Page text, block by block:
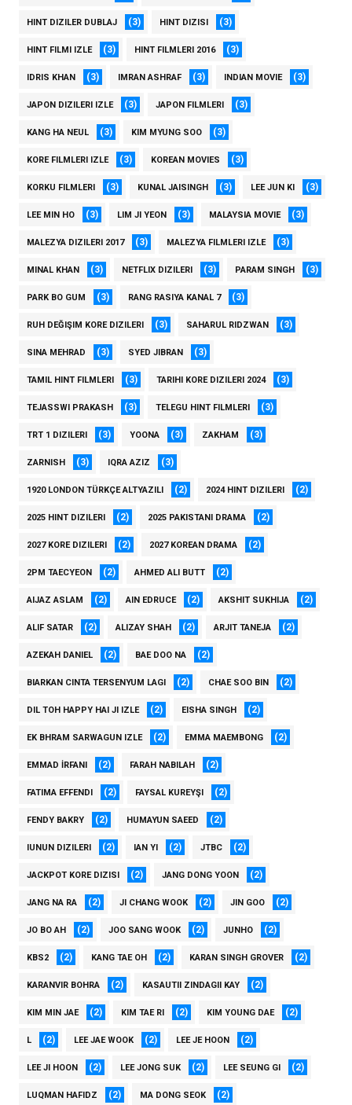
HINT DIZILER DUBLAJ (3) HINT DIZISI (3)
HINT FILMI IZLE (3) HINT FILMLERI 2016 (3)
IDRIS KHAN (3) IMRAN ASHRAF (3) INDIAN MOVIE (3)
JAPON DIZILERI IZLE (3) JAPON FILMLERI (3)
KANG HA NEUL (3) KIM MYUNG SOO (3)
KORE FILMLERI IZLE (3) KOREAN MOVIES (3)
KORKU FILMLERI (3) KUNAL JAISINGH (3) LEE JUN KI (3)
LEE MIN HO (3) LIM JI YEON (3) MALAYSIA MOVIE (3)
MALEZYA DIZILERI 2017 (3) MALEZYA FILMLERI IZLE (3)
MINAL KHAN (3) NETFLIX DIZILERI (3) PARAM SINGH (3)
PARK BO GUM (3) RANG RASIYA KANAL 7 (3)
RUH DEĞIŞIM KORE DIZILERI (3) SAHARUL RIDZWAN (3)
SINA MEHRAD (3) SYED JIBRAN (3)
TAMIL HINT FILMLERI (3) TARIHI KORE DIZILERI 2024 (3)
TEJASSWI PRAKASH (3) TELEGU HINT FILMLERI (3)
TRT 1 DIZILERI (3) YOONA (3) ZAKHAM (3)
ZARNISH (3) IQRA AZIZ (3)
1920 LONDON TÜRKÇE ALTYAZILI (2) 2024 HINT DIZILERI (2)
2025 HINT DIZILERI (2) 2025 PAKISTANI DRAMA (2)
2027 KORE DIZILERI (2) 2027 KOREAN DRAMA (2)
2PM TAECYEON (2) AHMED ALI BUTT (2)
AIJAZ ASLAM (2) AIN EDRUCE (2) AKSHIT SUKHIJA (2)
ALIF SATAR (2) ALIZAY SHAH (2) ARJIT TANEJA (2)
AZEKAH DANIEL (2) BAE DOO NA (2)
BIARKAN CINTA TERSENYUM LAGI (2) CHAE SOO BIN (2)
DIL TOH HAPPY HAI JI IZLE (2) EISHA SINGH (2)
EK BHRAM SARWAGUN IZLE (2) EMMA MAEMBONG (2)
EMMAD İRFANI (2) FARAH NABILAH (2)
FATIMA EFFENDI (2) FAYSAL KUREYŞI (2)
FENDY BAKRY (2) HUMAYUN SAEED (2)
IUNUN DIZILERI (2) IAN YI (2) JTBC (2)
JACKPOT KORE DIZISI (2) JANG DONG YOON (2)
JANG NA RA (2) JI CHANG WOOK (2) JIN GOO (2)
JO BO AH (2) JOO SANG WOOK (2) JUNHO (2)
KBS2 (2) KANG TAE OH (2) KARAN SINGH GROVER (2)
KARANVIR BOHRA (2) KASAUTII ZINDAGII KAY (2)
KIM MIN JAE (2) KIM TAE RI (2) KIM YOUNG DAE (2)
L (2) LEE JAE WOOK (2) LEE JE HOON (2)
LEE JI HOON (2) LEE JONG SUK (2) LEE SEUNG GI (2)
LUQMAN HAFIDZ (2) MA DONG SEOK (2)